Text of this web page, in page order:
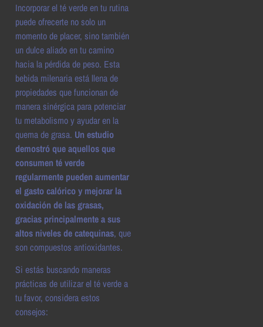
Incorporar el té verde en tu rutina
puede ofrecerte no solo un
momento de placer, sino también
un dulce aliado en tu camino
hacia la pérdida de peso. Esta
bebida milenaria está llena de
propiedades que funcionan de
manera sinérgica para potenciar
tu metabolismo y ayudar en la
quema de grasa. Un estudio
demostró que aquellos que
consumen té verde
regularmente pueden aumentar
el gasto calórico y mejorar la
oxidación de las grasas,
gracias principalmente a sus
altos niveles de catequinas, que
son compuestos antioxidantes.
Si estás buscando maneras
prácticas de utilizar el té verde a
tu favor, considera estos
consejos: